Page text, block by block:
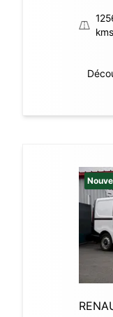
kms